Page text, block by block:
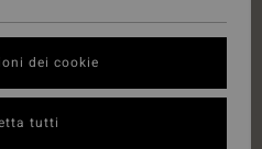
dei cookie
tutti